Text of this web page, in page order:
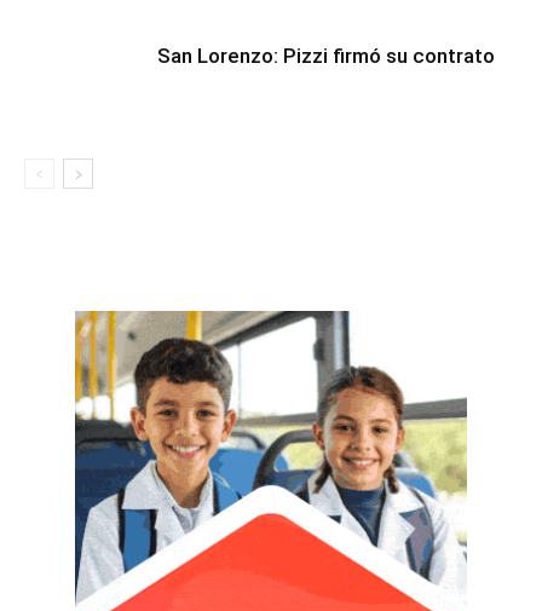
San Lorenzo: Pizzi firmó su contrato